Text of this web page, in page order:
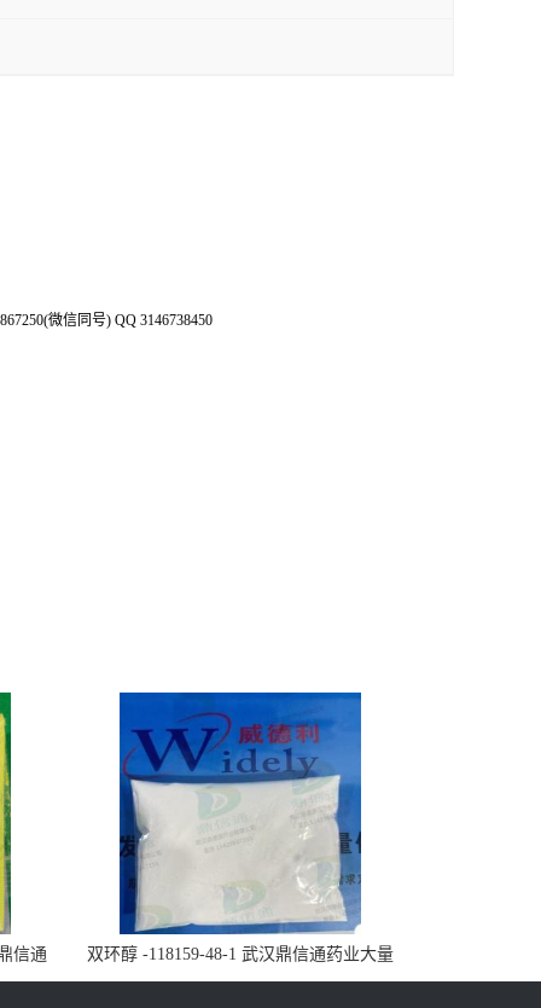
微信同号) QQ 3146738450
信通
双环醇 -118159-48-1 武汉鼎信通药业大量
现货供应